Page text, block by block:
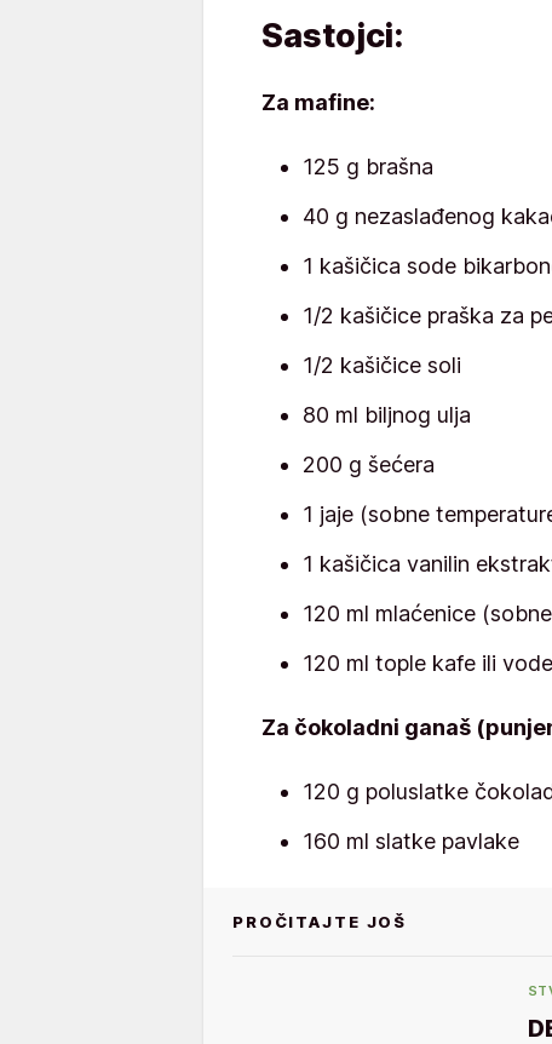
Sastojci:
Za mafine:
125 g brašna
40 g nezaslađenog
1 kašičica sode
1/2 kašičice praška za
1/2 kašičice soli
80 ml biljnog ulja
200 g šećera
1 jaje (sobne
1 kašičica vanilin
120 ml mlaćenice
120 ml tople kafe ili vode
Za čokoladni ganaš
120 g poluslatke
160 ml slatke pavlake
PROČITAJTE JOŠ